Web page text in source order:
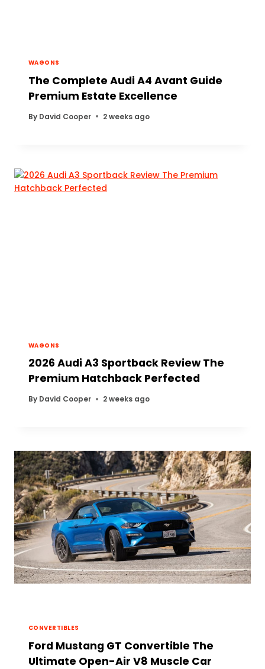
WAGONS
The Complete Audi A4 Avant Guide
Premium Estate Excellence
By David Cooper 2 weeks ago
WAGONS
2026 Audi A3 Sportback Review The
Premium Hatchback Perfected
By David Cooper 2 weeks ago
CONVERTIBLES
Ford Mustang GT Convertible The
Ultimate Open-Air V8 Muscle Car